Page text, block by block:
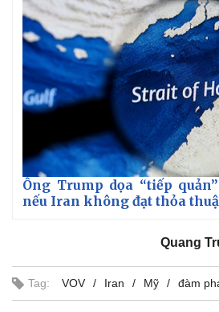
Ông Trump dọa “tiếp
nếu Iran không đạt thỏa
Quang
Tag: VOV Iran Mỹ đàm